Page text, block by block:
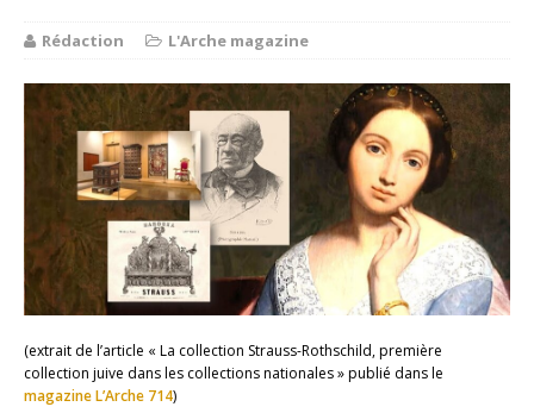
Rédaction L'Arche magazine
(extrait de l’article « La collection Strauss-Rothschild, première
collection juive dans les collections nationales » publié dans le
magazine L’Arche 714)